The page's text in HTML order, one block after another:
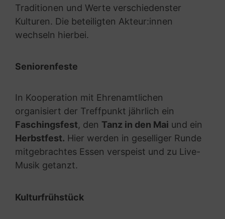
Traditionen und Werte verschiedenster
Kulturen. Die beteiligten Akteur:innen
wechseln hierbei.
Seniorenfeste
In Kooperation mit Ehrenamtlichen
organisiert der Treffpunkt jährlich ein
Faschingsfest, den Tanz in den Mai und ein
Herbstfest. Hier werden in geselliger Runde
mitgebrachtes Essen verspeist und zu Live-
Musik getanzt.
Kulturfrühstück